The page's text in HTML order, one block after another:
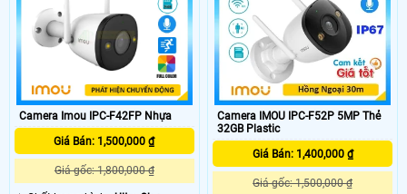
Camera Imou IPC-F42FP Nhựa
Giá Bán: 1,500,000 ₫
Giá gốc: 1,800,000 ₫
Camera IMOU IPC-F52P 5MP Thẻ
32GB Plastic
Giá Bán: 1,400,000 ₫
Giá gốc: 1,500,000 ₫